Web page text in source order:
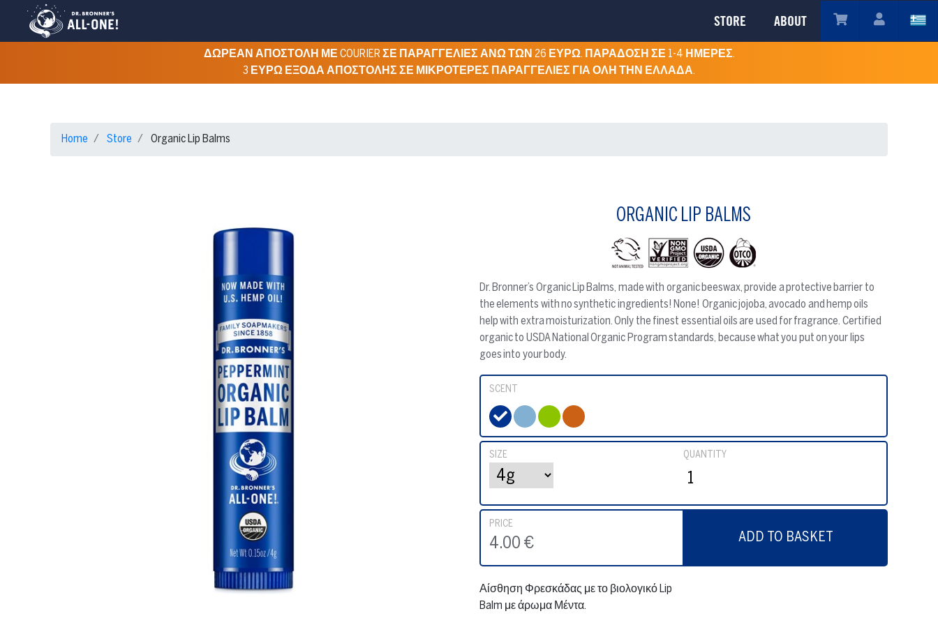
STORE ABOUT
ΔΩΡΕΑΝ ΑΠΟΣΤΟΛΗ ΜΕ COURIER ΣΕ ΠΑΡΑΓΓΕΛΙΕΣ ΑΝΩ ΤΩΝ 26 ΕΥΡΩ. ΠΑΡΑΔΟΣΗ ΣΕ 1-4 ΗΜΕΡΕΣ.
3 ΕΥΡΩ ΕΞΟΔΑ ΑΠΟΣΤΟΛΗΣ ΣΕ ΜΙΚΡΟΤΕΡΕΣ ΠΑΡΑΓΓΕΛΙΕΣ ΓΙΑ ΟΛΗ ΤΗΝ ΕΛΛΑΔΑ.
Home Store Organic Lip Balms
ORGANIC LIP BALMS
Dr. Bronner’s Organic Lip Balms, made with organic beeswax, provide a protective barrier to
the elements with no synthetic ingredients! None! Organic jojoba, avocado and hemp oils
help with extra moisturization. Only the finest essential oils are used for fragrance. Certified
organic to USDA National Organic Program standards, because what you put on your lips
goes into your body.
SCENT
SIZE QUANTITY
PRICE
4.00 € ADD TO BASKET
Αίσθηση Φρεσκάδας με το βιολογικό Lip
Balm με άρωμα Μέντα.